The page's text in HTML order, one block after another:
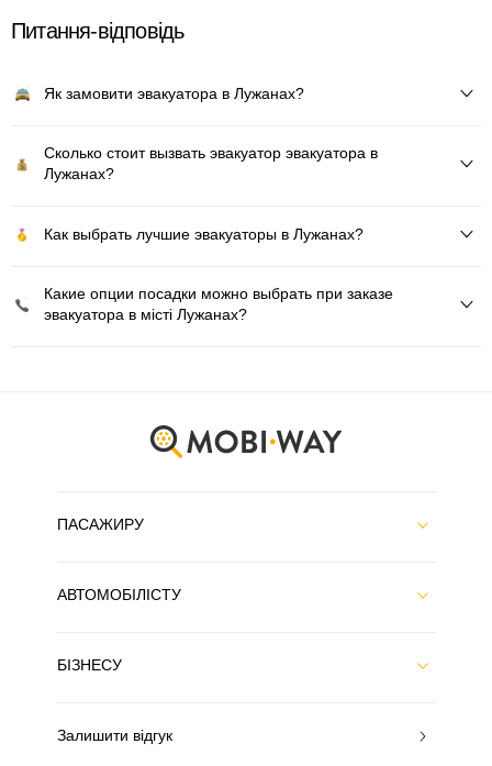
Питання-відповідь
Як замовити эвакуатора в Лужанах?
Сколько стоит вызвать эвакуатор эвакуатора в
Лужанах?
Как выбрать лучшие эвакуаторы в Лужанах?
Какие опции посадки можно выбрать при заказе
эвакуатора в місті Лужанах?
ПАСАЖИРУ
АВТОМОБІЛІСТУ
БІЗНЕСУ
Залишити відгук